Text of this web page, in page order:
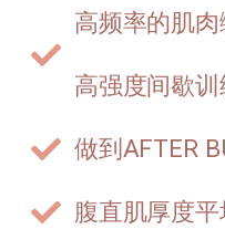
高频率的肌
高强度间歇训
做到AFTER
腹直肌厚度